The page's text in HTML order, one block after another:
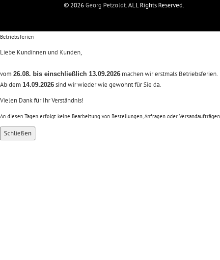
© 2026Georg Petzoldt. ALL Rights Reserved.
Betriebsferien
Liebe Kundinnen und Kunden,
vom 26.08. bis einschließlich 13.09.2026 machen wir erstmals Betriebsferien.
Ab dem 14.09.2026 sind wir wieder wie gewohnt für Sie da.
Vielen Dank für Ihr Verständnis!
An diesen Tagen erfolgt keine Bearbeitung von Bestellungen, Anfragen oder
Schließen